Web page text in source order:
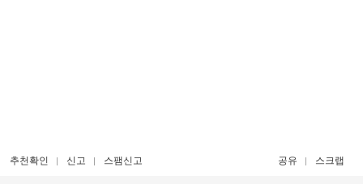
추천확인 신고 스팸신고 공유 스크랩